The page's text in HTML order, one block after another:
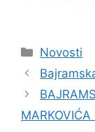
Kategorije
Novosti